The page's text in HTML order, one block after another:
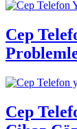
Cep
Cep